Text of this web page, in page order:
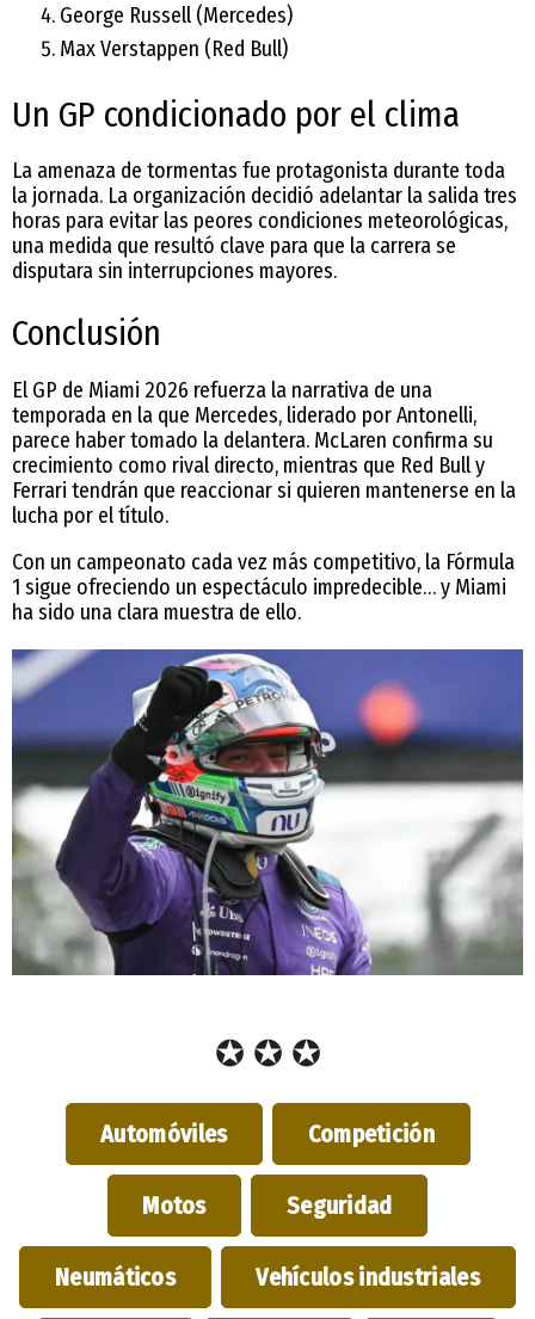
George Russell (Mercedes)
Max Verstappen (Red Bull)
Un GP condicionado por el clima
La amenaza de tormentas fue protagonista durante toda
la jornada. La organización decidió adelantar la salida tres
horas para evitar las peores condiciones meteorológicas,
una medida que resultó clave para que la carrera se
disputara sin interrupciones mayores.
Conclusión
El GP de Miami 2026 refuerza la narrativa de una
temporada en la que Mercedes, liderado por Antonelli,
parece haber tomado la delantera. McLaren confirma su
crecimiento como rival directo, mientras que Red Bull y
Ferrari tendrán que reaccionar si quieren mantenerse en la
lucha por el título.
Con un campeonato cada vez más competitivo, la Fórmula
1 sigue ofreciendo un espectáculo impredecible… y Miami
ha sido una clara muestra de ello.
✪ ✪ ✪
Automóviles Competición
Motos Seguridad
Neumáticos Vehículos industriales